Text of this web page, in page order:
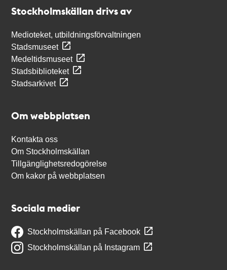
Stockholmskällan drivs av
Medioteket, utbildningsförvaltningen
Stadsmuseet
Medeltidsmuseet
Stadsbiblioteket
Stadsarkivet
Om webbplatsen
Kontakta oss
Om Stockholmskällan
Tillgänglighetsredogörelse
Om kakor på webbplatsen
Sociala medier
Stockholmskällan på Facebook
Stockholmskällan på Instagram